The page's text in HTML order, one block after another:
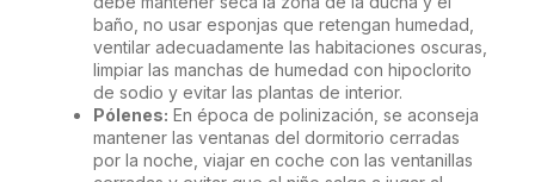
baño, no usar esponjas que retengan humedad,
ventilar adecuadamente las habitaciones oscuras,
limpiar las manchas de humedad con hipoclorito
de sodio y evitar las plantas de interior.
Pólenes: En época de polinización, se aconseja
mantener las ventanas del dormitorio cerradas
por la noche, viajar en coche con las ventanillas